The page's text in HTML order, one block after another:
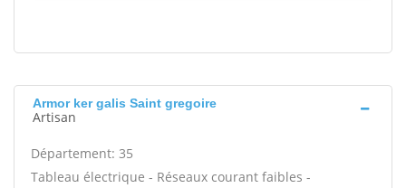
Armor ker galis Saint gregoire
Artisan
Département: 35
Tableau électrique - Réseaux courant faibles -